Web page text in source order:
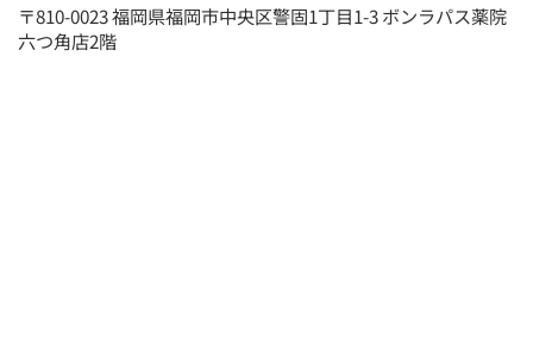
〒810-0023 福岡県福岡市中央区警固1丁目1-3 ボンラパス薬院
六つ角店2階